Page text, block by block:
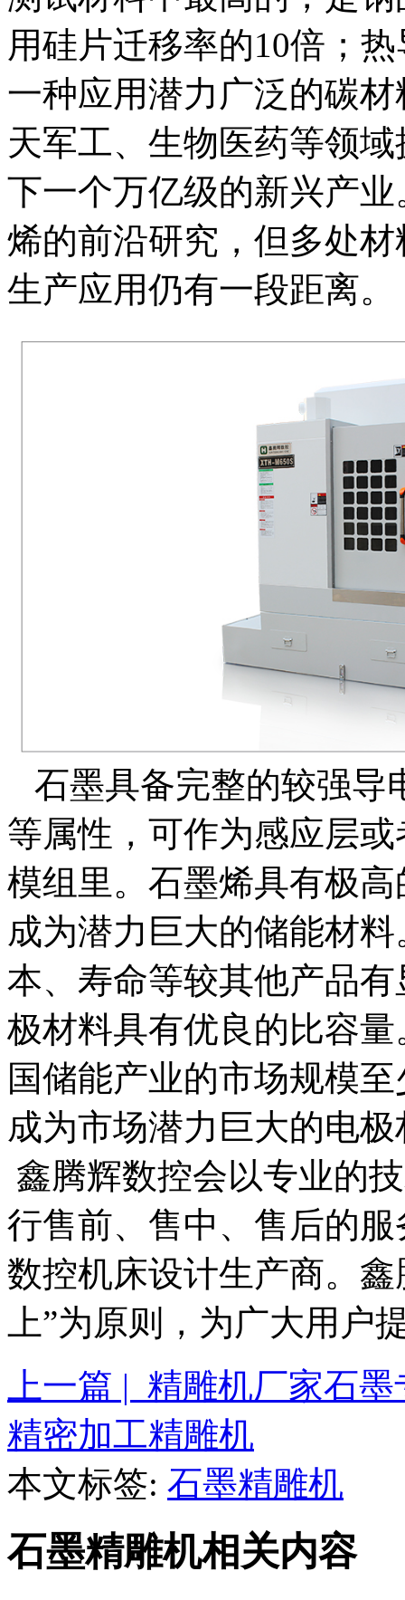
用硅片迁移率的10倍；
一种应用潜力广泛的碳
天军工、生物医药等领
下一个万亿级的新兴产
烯的前沿研究，但多处
生产应用仍有一段距离。
石墨具备完整的较强导
等属性，可作为感应层
模组里。石墨烯具有极
成为潜力巨大的储能材
本、寿命等较其他产品
极材料具有优良的比容
国储能产业的市场规模
成为市场潜力巨大的电
鑫腾辉数控会以专业的
行售前、售中、售后的
数控机床设计生产商。
上”为原则，为广大用户
上一篇 | 精雕机厂家石
精密加工精雕机
本文标签: 石墨精雕机
石墨精雕机相关内容